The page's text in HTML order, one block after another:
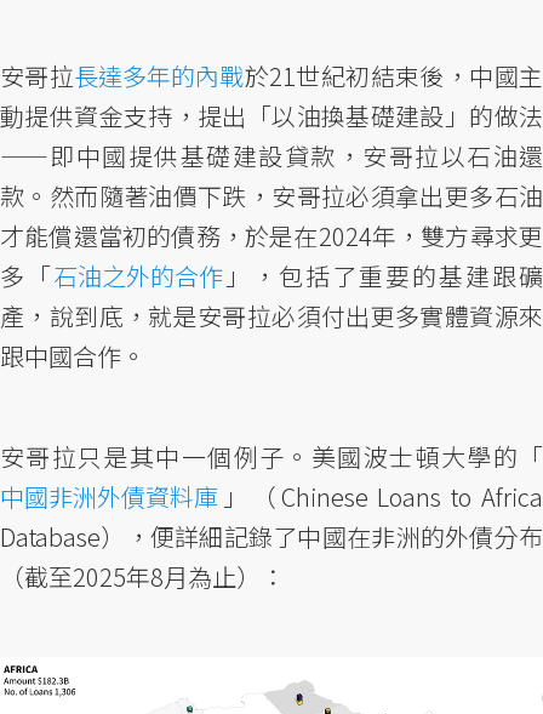
安哥拉長達多年的內戰於21世紀初結束後，中國主
動提供資金支持，提出「以油換基礎建設」的做法
——即中國提供基礎建設貸款，安哥拉以石油還
款。然而隨著油價下跌，安哥拉必須拿出更多石油
才能償還當初的債務，於是在2024年，雙方尋求更
多「石油之外的合作 」，包括了重要的基建跟礦
產，說到底，就是安哥拉必須付出更多實體資源來
跟中國合作。
安哥拉只是其中一個例子。美國波士頓大學的「
中國非洲外債資料庫 」（Chinese Loans to Africa
Database），便詳細記錄了中國在非洲的外債分布
（截至2025年8月為止）：